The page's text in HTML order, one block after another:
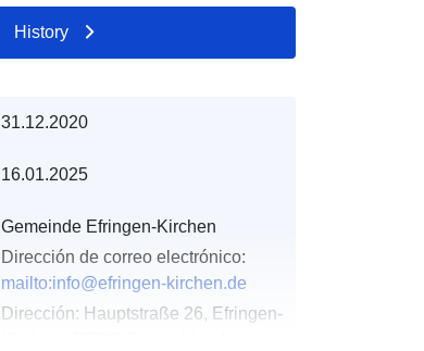
History
31.12.2020
16.01.2025
Gemeinde Efringen-Kirchen
Dirección de correo electrónico:
mailto:info@efringen-kirchen.de
Dirección: Hauptstraße 26, Efringen-